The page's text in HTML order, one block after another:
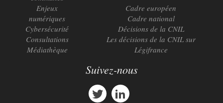
Enjeux
numériques
Cybersécurité
Consultations
Médiathèque
Cadre européen
Cadre national
Décisions de la CNIL
Les décisions de la CNIL sur
Légifrance
Suivez-nous